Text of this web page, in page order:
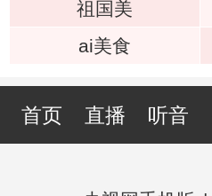
祖国美
ai美食
首页 直播 听音